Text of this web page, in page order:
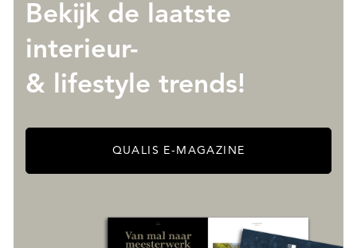
Bekijk de laatste
interieur-
& lifestyle trends!
QUALIS E-MAGAZINE